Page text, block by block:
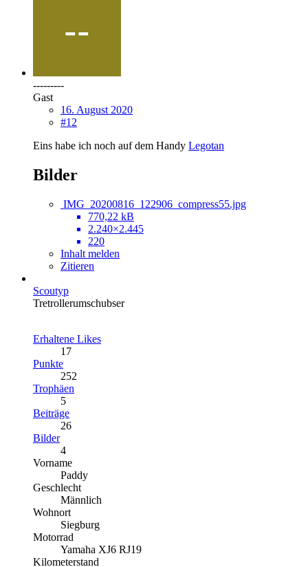
---------
Gast
16. August 2020
#12
Eins habe ich noch auf dem Handy Legotan
Bilder
IMG_20200816_122906_compress55.jpg
770,22 kB
2.240×2.445
220
Inhalt melden
Zitieren
Scoutyp
Tretrollerumschubser
Erhaltene Likes
17
Punkte
252
Trophäen
5
Beiträge
26
Bilder
4
Vorname
Paddy
Geschlecht
Männlich
Wohnort
Siegburg
Motorrad
Yamaha XJ6 RJ19
Kilometerstand